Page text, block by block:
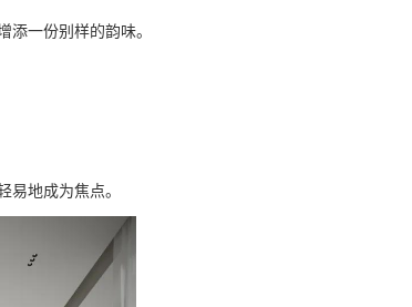
一份别样的韵味。
易地成为焦点。